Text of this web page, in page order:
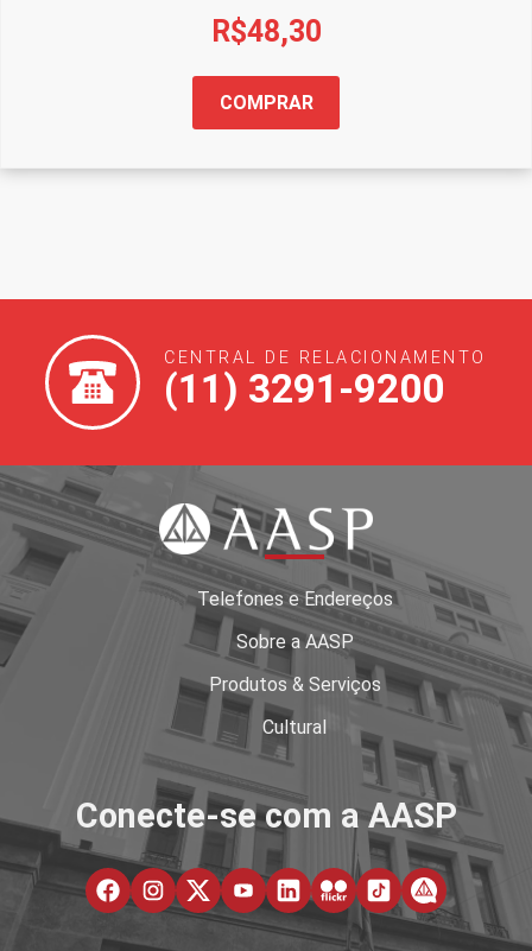
R$48,30
COMPRAR
CENTRAL DE RELACIONAMENTO
(11) 3291-9200
Telefones e Endereços
Sobre a AASP
Produtos & Serviços
Cultural
Conecte-se com a AASP